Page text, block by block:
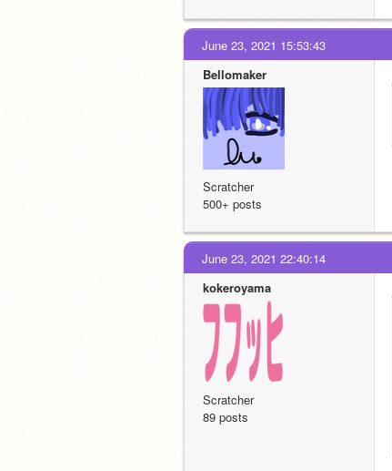
June 23, 2021 15:53:43
Bellomaker
Scratcher
500+ posts
June 23, 2021 22:40:14
kokeroyama
Scratcher
89 posts